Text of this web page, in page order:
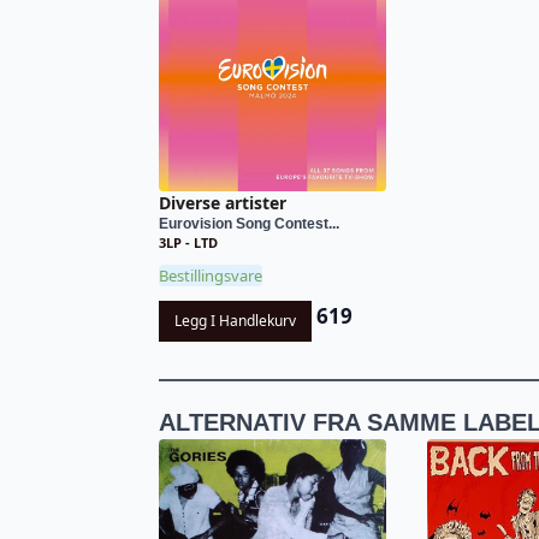
Diverse artister
Eurovision Song Contest...
3LP - LTD
Bestillingsvare
Legg I Handlekurv 619
ALTERNATIV FRA SAMME